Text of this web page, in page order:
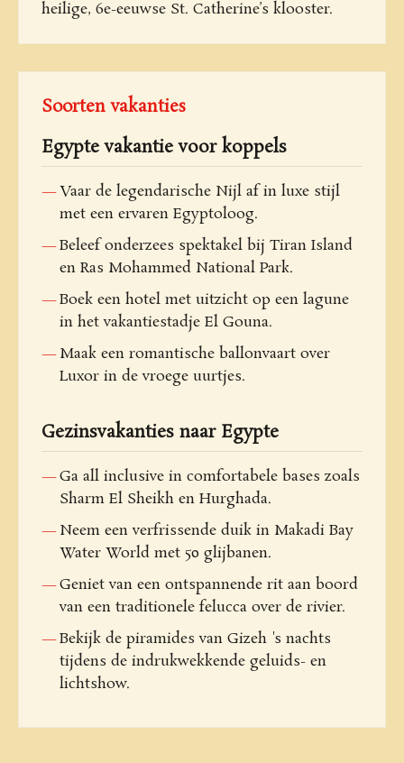
heilige, 6e-eeuwse St. Catherine’s klooster.
Soorten vakanties
Egypte vakantie voor koppels
Vaar de legendarische Nijl af in luxe stijl
met een ervaren Egyptoloog.
Beleef onderzees spektakel bij Tiran Island
en Ras Mohammed National Park.
Boek een hotel met uitzicht op een lagune
in het vakantiestadje El Gouna.
Maak een romantische ballonvaart over
Luxor in de vroege uurtjes.
Gezinsvakanties naar Egypte
Ga all inclusive in comfortabele bases zoals
Sharm El Sheikh en Hurghada.
Neem een verfrissende duik in Makadi Bay
Water World met 50 glijbanen.
Geniet van een ontspannende rit aan boord
van een traditionele felucca over de rivier.
Bekijk de piramides van Gizeh 's nachts
tijdens de indrukwekkende geluids- en
lichtshow.